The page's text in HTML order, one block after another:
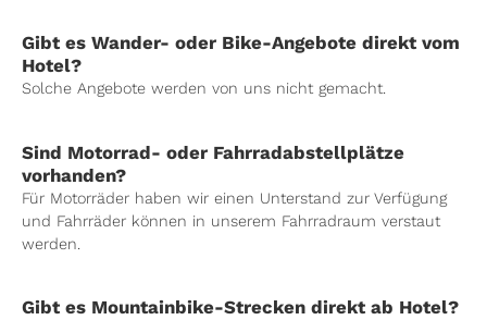
Gibt es Wander- oder Bike-Angebote direkt vom
Hotel?
Solche Angebote werden von uns nicht gemacht.
Sind Motorrad- oder Fahrradabstellplätze
vorhanden?
Für Motorräder haben wir einen Unterstand zur Verfügung
und Fahrräder können in unserem Fahrradraum verstaut
werden.
Gibt es Mountainbike-Strecken direkt ab Hotel?